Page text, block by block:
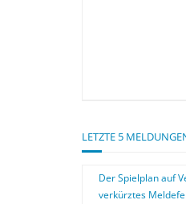
LETZTE 5
Der Spielplan auf
verkürztes